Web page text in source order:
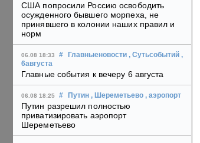
США попросили Россию освободить
осужденного бывшего морпеха, не
принявшего в колонии наших правил и
норм
06.08 18:33 # Главныеновости , Сутьсобытий ,
6августа
Главные события к вечеру 6 августа
06.08 18:25 # Путин , Шереметьево , аэропорт
Путин разрешил полностью
приватизировать аэропорт
Шереметьево